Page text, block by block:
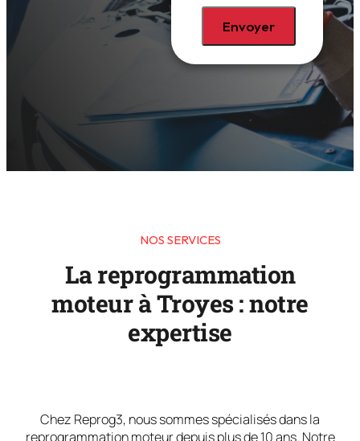
Envoyer
NOS SERVICES
La reprogrammation
moteur à Troyes : notre
expertise
Chez Reprog3, nous sommes spécialisés dans la
reprogrammation moteur depuis plus de 10 ans. Notre